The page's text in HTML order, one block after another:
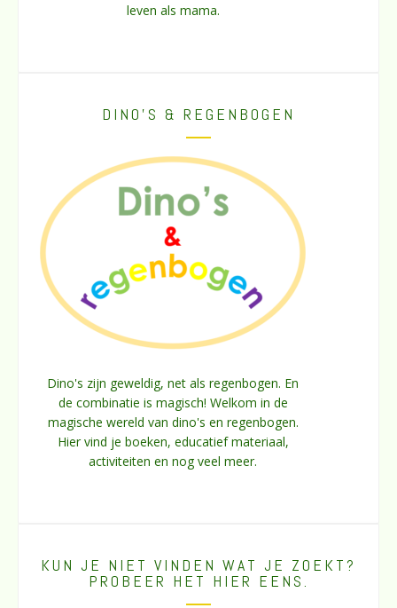
leven als mama.
DINO’S & REGENBOGEN
Dino's zijn geweldig, net als regenbogen. En
de combinatie is magisch! Welkom in de
magische wereld van dino's en regenbogen.
Hier vind je boeken, educatief materiaal,
activiteiten en nog veel meer.
KUN JE NIET VINDEN WAT JE ZOEKT?
PROBEER HET HIER EENS.